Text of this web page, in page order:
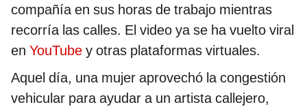
compañía en sus horas de trabajo mientras
recorría las calles. El video ya se ha vuelto viral
en YouTube y otras plataformas virtuales.
Aquel día, una mujer aprovechó la congestión
vehicular para ayudar a un artista callejero,